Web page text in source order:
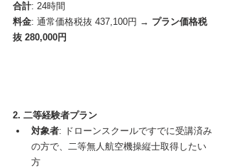
合計: 24時間
料金: 通常価格税抜 437,100円 → プラン価格税
抜 280,000円
2. 二等経験者プラン
対象者: ドローンスクールですでに受講済み
の方で、二等無人航空機操縦士取得したい
方